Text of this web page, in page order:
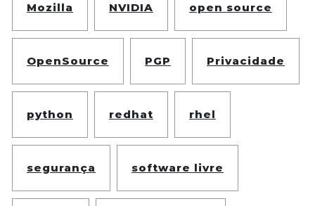
Mozilla NVIDIA open source
OpenSource PGP Privacidade
python redhat rhel
segurança software livre